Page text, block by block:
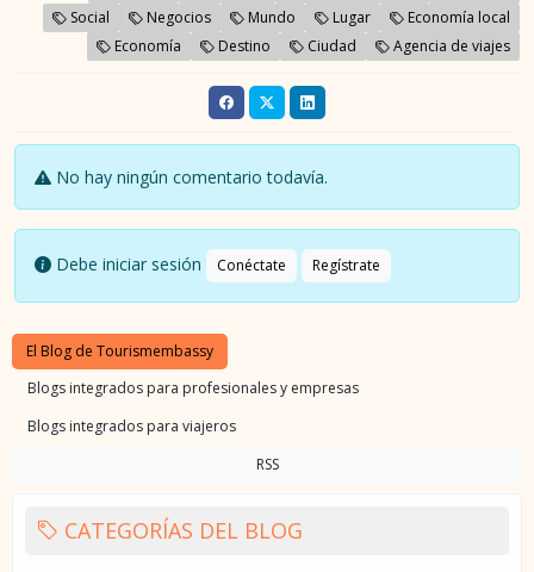
Social
Negocios Mundo Lugar
Economía local
Economía
Destino Ciudad Agencia de viajes
No hay ningún comentario todavía.
Debe iniciar sesión Conéctate Regístrate
El Blog de Tourismembassy
Blogs integrados para profesionales y empresas
Blogs integrados para viajeros
RSS
CATEGORÍAS DEL BLOG